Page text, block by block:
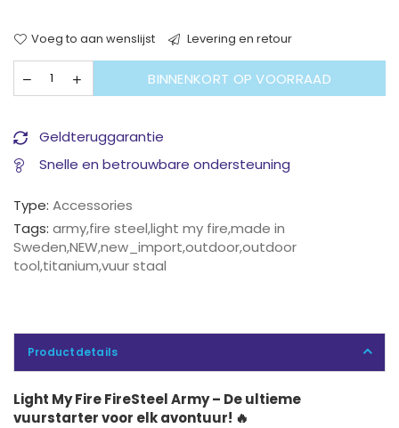
Voeg to aan wenslijst Levering en retour
BINNENKORT OP VOORRAAD
Geldteruggarantie
Snelle en betrouwbare ondersteuning
Type: Accessories
Tags: army,fire steel,light my fire,made in
Sweden,NEW,new_import,outdoor,outdoor
tool,titanium,vuur staal
Productdetails
Light My Fire FireSteel Army – De ultieme
vuurstarter voor elk avontuur! 🔥